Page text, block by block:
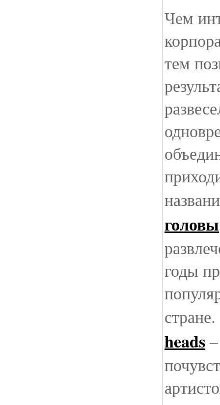
Чем
тем
головы
годы
heads